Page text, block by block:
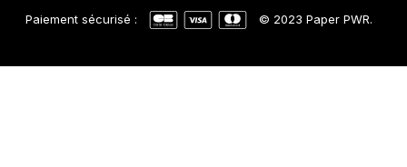
Paiement sécurisé : © 2023 Paper PWR.